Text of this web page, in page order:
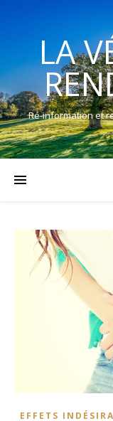
LA
Ré-information et
EFFETS